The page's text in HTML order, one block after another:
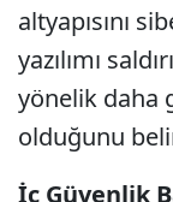
altyapısını
yazılımı
yönelik daha
olduğunu
İç Güvenlik